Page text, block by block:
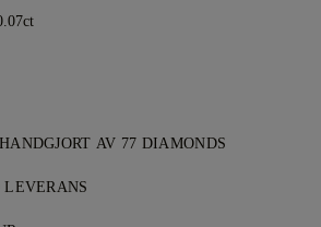
AV 77 DIAMONDS
förfinad av 77 Diamonds
LEVERANS
var du bor. Vi skickar ditt föremål